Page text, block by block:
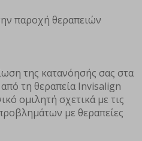
παροχή θεραπειών
της κατανόησής σας στα
τη θεραπεία Invisalign
ομιλητή σχετικά με τις
με θεραπείες